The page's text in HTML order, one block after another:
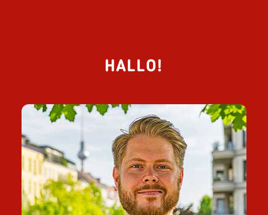
HALLO!